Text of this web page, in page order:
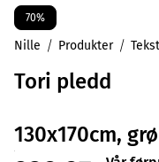
70%
Nille Produkter
Tori pledd
130x170cm,